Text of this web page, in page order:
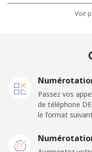
⁦30.5¢⁩
Ligne fixe
⁦133.9¢⁩
San Marino
Voir
Passez vos
de téléphone
le format